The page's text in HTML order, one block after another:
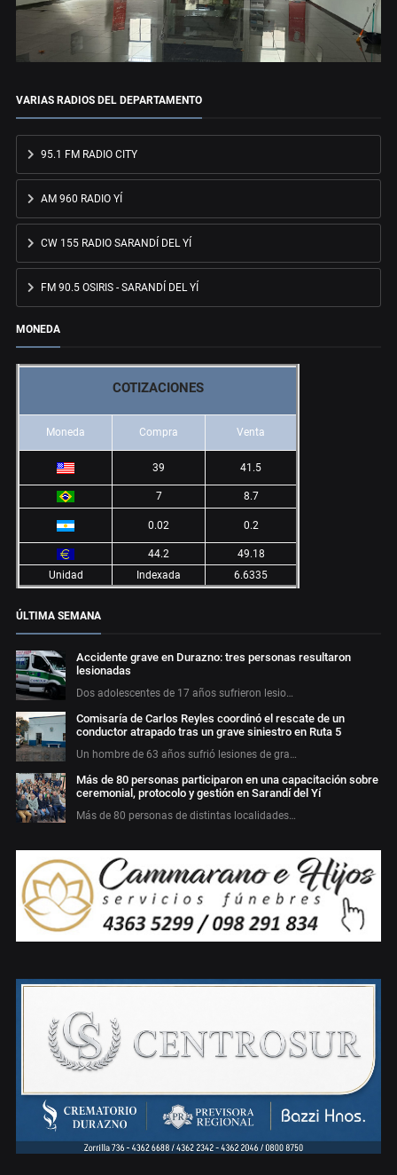
VARIAS RADIOS DEL DEPARTAMENTO
95.1 FM RADIO CITY
AM 960 RADIO YÍ
CW 155 RADIO SARANDÍ DEL YÍ
FM 90.5 OSIRIS - SARANDÍ DEL YÍ
MONEDA
COTIZACIONES
Moneda Compra Venta
39 41.5
7 8.7
0.02 0.2
44.2
49.18
Unidad
Indexada 6.6335
ÚLTIMA SEMANA
Accidente grave en Durazno: tres personas resultaron
lesionadas
Dos adolescentes de 17 años sufrieron lesio…
Comisaría de Carlos Reyles coordinó el rescate de un
conductor atrapado tras un grave siniestro en Ruta 5
Un hombre de 63 años sufrió lesiones de gra…
Más de 80 personas participaron en una capacitación sobre
ceremonial, protocolo y gestión en Sarandí del Yí
Más de 80 personas de distintas localidades…